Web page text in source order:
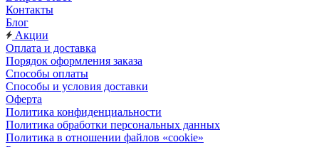
Контакты
Блог
Акции
Оплата и доставка
Порядок оформления заказа
Способы оплаты
Способы и условия доставки
Оферта
Политика конфиденциальности
Политика обработки персональных данных
Политика в отношении файлов «cookie»